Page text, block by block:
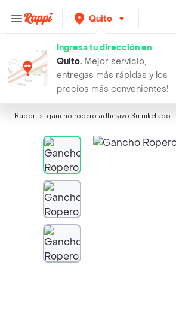
Quito
Ingresa tu dirección en
Quito. Mejor servicio,
entregas más rápidas y los
precios más convenientes!
Búsquedas relacionadas: Herramientas,Lanco
Rappi gancho ropero adhesivo 3u nikelado